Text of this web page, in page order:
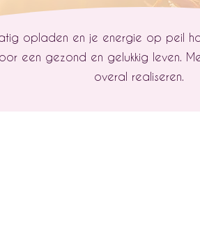
opladen en je energie op peil
een gezond en gelukkig leven.
overal realiseren.